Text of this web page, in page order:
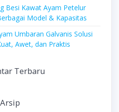
Besi Kawat Ayam Petelur
Model & Kapasitas
Umbaran Galvanis Solusi
Awet, dan Praktis
Terbaru
Arsip